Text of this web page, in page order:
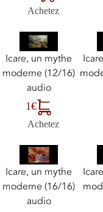
Achetez
Icare, un mythe
moderne (12/16)
audio
1€
Achetez
Icare, un mythe
moderne (16/16)
audio